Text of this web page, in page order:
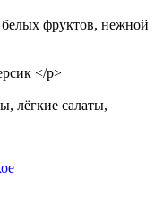
фруктов, нежной
</p>
лёгкие салаты,